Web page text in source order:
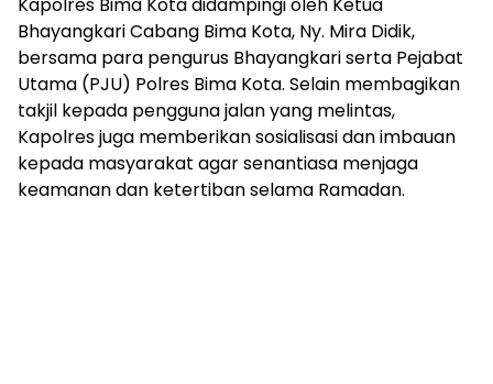
Bhayangkari Cabang Bima Kota, Ny. Mira Didik,
bersama para pengurus Bhayangkari serta Pejabat
Utama (PJU) Polres Bima Kota. Selain membagikan
takjil kepada pengguna jalan yang melintas,
Kapolres juga memberikan sosialisasi dan imbauan
kepada masyarakat agar senantiasa menjaga
keamanan dan ketertiban selama Ramadan.